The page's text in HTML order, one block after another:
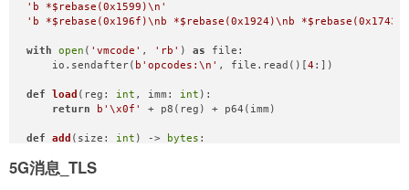
'b *$rebase(0x1599)\n'
'b *$rebase(0x196f)\nb *$rebase(0x1924)\nb
with open ( 'vmcode' , 'rb' ) as file:
    io.sendafter(
b'opcodes:\n' , file.read()[4 :])
def load ( reg: int , imm: int ):
return
b'\x0f' + p8(reg) + p64(imm)
def add ( size: int ) -> bytes :
5G消息_TLS